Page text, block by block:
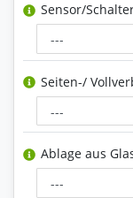
Sensor/
Seiten-/
Ablage aus